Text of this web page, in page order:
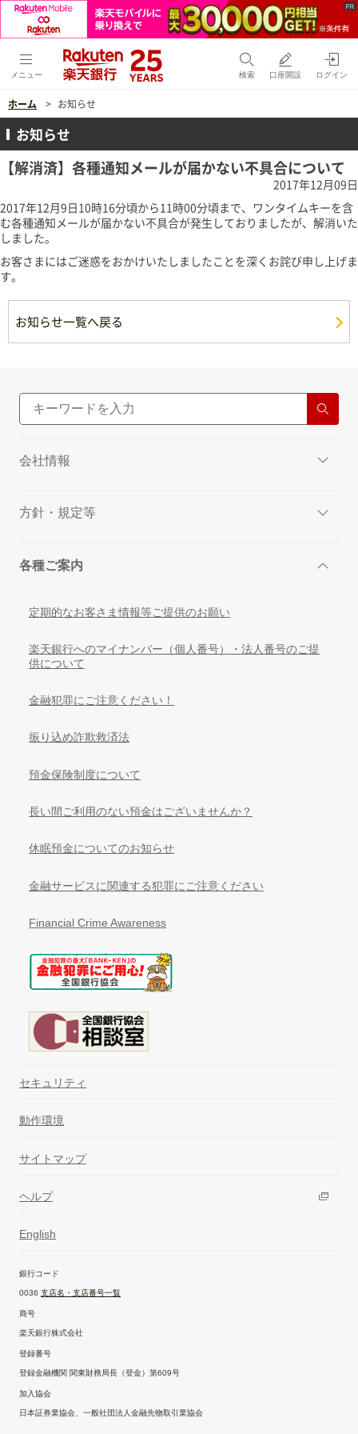
メニュー 検索 口座開設 ログイン
ホーム お知らせ
お知らせ
【解消済】各種通知メールが届かない不具合について
2017年12月09日
2017年12月9日10時16分頃から11時00分頃まで、ワンタイムキーを含
む各種通知メールが届かない不具合が発生しておりましたが、解消いた
しました。
お客さまにはご迷惑をおかけいたしましたことを深くお詫び申し上げま
す。
お知らせ一覧へ戻る
会社情報
方針・規定等
各種ご案内
定期的なお客さま情報等ご提供のお願い
楽天銀行へのマイナンバー（個人番号）・法人番号のご提
供について
金融犯罪にご注意ください！
振り込め詐欺救済法
預金保険制度について
長い間ご利用のない預金はございませんか？
休眠預金についてのお知らせ
金融サービスに関連する犯罪にご注意ください
Financial Crime Awareness
セキュリティ
動作環境
サイトマップ
ヘルプ
English
銀行コード
0036 支店名・支店番号一覧
商号
楽天銀行株式会社
登録番号
登録金融機関 関東財務局長（登金）第609号
加入協会
日本証券業協会、一般社団法人金融先物取引業協会